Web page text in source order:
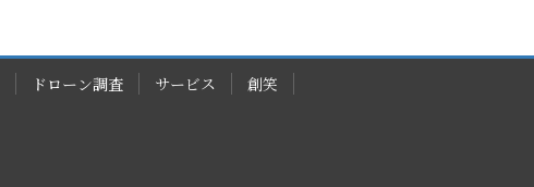
ドローン調査 サービス 創笑